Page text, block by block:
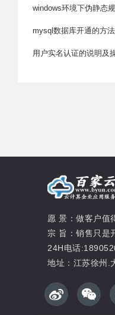
windows环境下伪静态
mysql数据库开通的方法
用户实名认证的说明及
愿 景：做客户值
宗 旨：销售只是
24H电话
地址：江苏徐州.